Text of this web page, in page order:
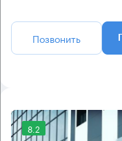
Позвонить
8.2